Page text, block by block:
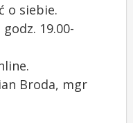
o siebie.
19.00-
Broda, mgr